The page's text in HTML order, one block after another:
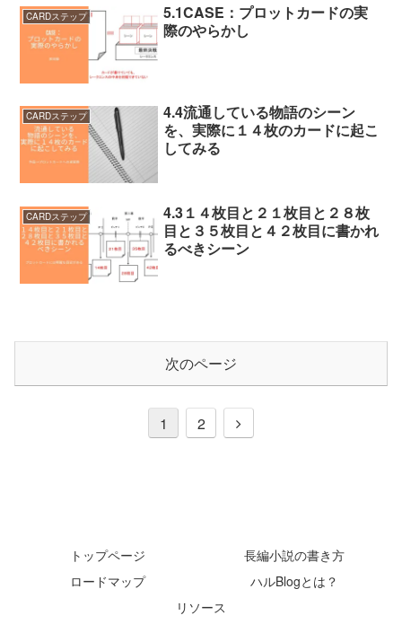
CARDステップ
5.1CASE：プロットカードの実
際のやらかし
CARDステップ
4.4流通している物語のシーン
を、実際に１４枚のカードに起こ
してみる
CARDステップ
4.3１４枚目と２１枚目と２８枚
目と３５枚目と４２枚目に書かれ
るべきシーン
次のページ
1 2
次
トップページ
長編小説の書き方
ロードマップ
ハルBlogとは？
リソース